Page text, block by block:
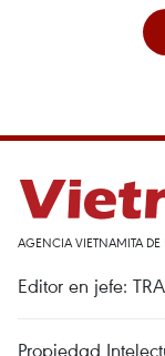
AGENCIA VIETNAMITA
Editor en jefe:
Propiedad